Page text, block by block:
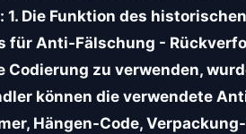
Die Funktion des
für Anti-Fälschung -
zu verwenden,
können die verwendete
Hängen-Code,